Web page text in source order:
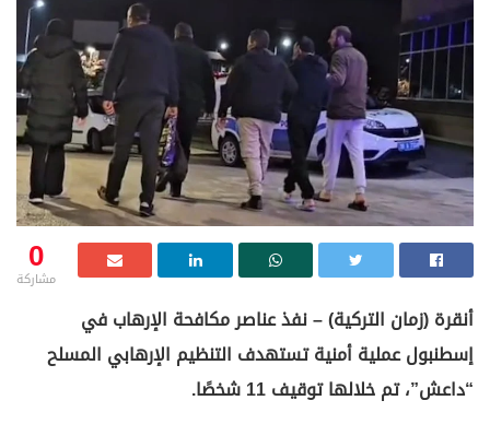
0
مشاركة
أنقرة (زمان التركية) – نفذ عناصر مكافحة الإرهاب في
إسطنبول عملية أمنية تستهدف التنظيم الإرهابي المسلح
“داعش”، تم خلالها توقيف 11 شخصًا.